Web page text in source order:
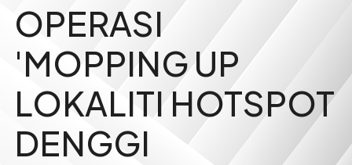
OPERASI
'MOPPING UP
LOKALITI HOTSPOT
DENGGI